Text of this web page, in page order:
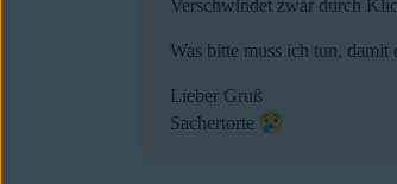
Verschwindet zwar durch
Was bitte muss ich tun, damit
Lieber Gruß
Sachertorte